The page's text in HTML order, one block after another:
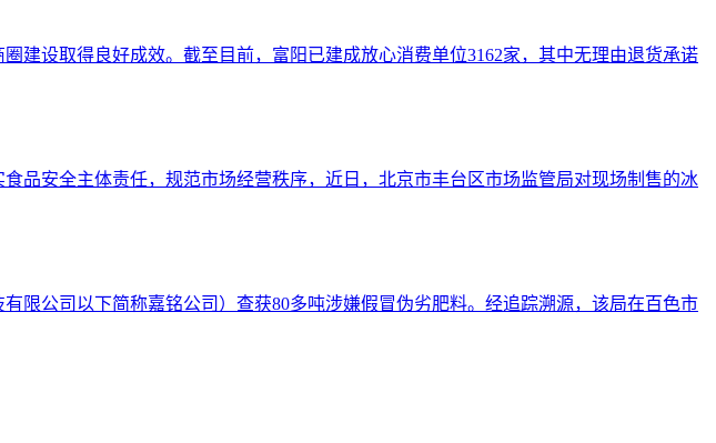
建设取得良好成效。截至目前，富阳已建成放心消费单位3162家，其中无理由退货承诺
品安全主体责任，规范市场经营秩序，近日，北京市丰台区市场监管局对现场制售的冰
限公司以下简称嘉铭公司）查获80多吨涉嫌假冒伪劣肥料。经追踪溯源，该局在百色市